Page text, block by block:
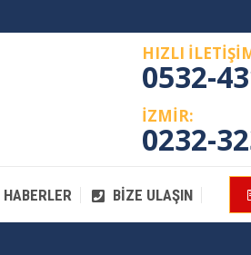
HIZLI
0532-
İZMİR:
0232-
HABERLER BIZE ULAŞIN
HABERLER BIZE ULAŞIN